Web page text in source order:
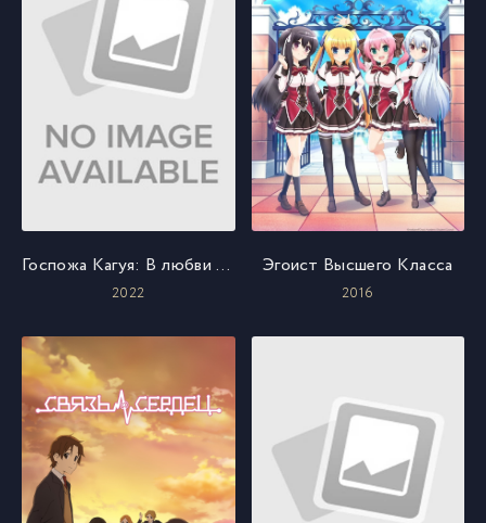
Госпожа Кагуя: В любви как на войне. Первый поцелуй никогда не заканчивается
2022
Эгоист Высшего Класса
2016